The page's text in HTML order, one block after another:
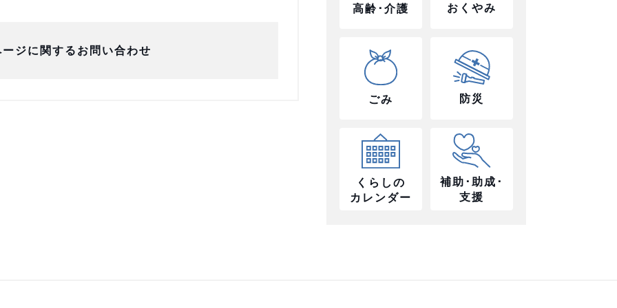
ジに関するお問い合わせ
高齢･介護 おくやみ
ごみ 防災
くらしの
カレンダー
補助･助成･
支援